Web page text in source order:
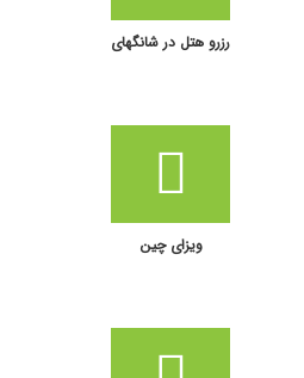
رزرو هتل در شانگهای
ویزای چین